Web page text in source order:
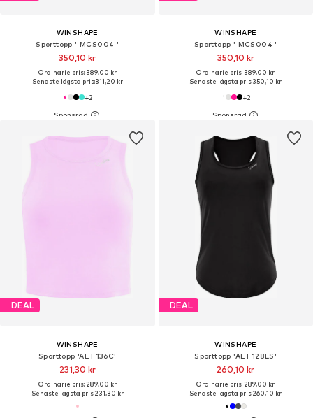
WINSHAPE
Sporttopp ' MCS004 '
350,10 kr
Ordinarie pris: 389,00 kr
Senaste lägsta pris:311,20 kr
+2
WINSHAPE
Sporttopp ' MCS004 '
350,10 kr
Ordinarie pris: 389,00 kr
Senaste lägsta pris:350,10 kr
+2
DEAL
WINSHAPE
Sporttopp 'AET136C'
231,30 kr
Ordinarie pris: 289,00 kr
Senaste lägsta pris:231,30 kr
DEAL
WINSHAPE
Sporttopp 'AET128LS'
260,10 kr
Ordinarie pris: 289,00 kr
Senaste lägsta pris:260,10 kr